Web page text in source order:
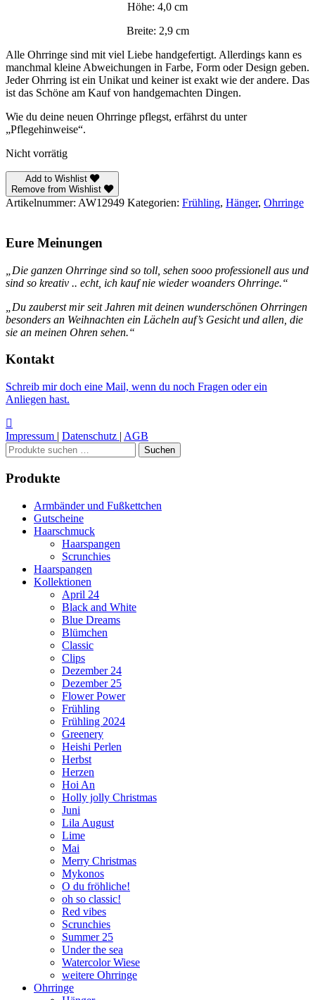
Höhe: 4,0 cm
Breite: 2,9 cm
Alle Ohrringe sind mit viel Liebe handgefertigt. Allerdings kann es
manchmal kleine Abweichungen in Farbe, Form oder Design geben.
Jeder Ohrring ist ein Unikat und keiner ist exakt wie der andere. Das
ist das Schöne am Kauf von handgemachten Dingen.
Wie du deine neuen Ohrringe pflegst, erfährst du unter
„Pflegehinweise“.
Nicht vorrätig
Add to Wishlist
Remove from Wishlist
Artikelnummer: AW12949 Kategorien: Frühling, Hänger, Ohrringe
Eure Meinungen
„Die ganzen Ohrringe sind so toll, sehen sooo professionell aus und
sind so kreativ .. echt, ich kauf nie wieder woanders Ohrringe.“
„Du zauberst mir seit Jahren mit deinen wunderschönen Ohrringen
besonders an Weihnachten ein Lächeln auf’s Gesicht und allen, die
sie an meinen Ohren sehen.“
Kontakt
Schreib mir doch eine Mail, wenn du noch Fragen oder ein
Anliegen hast.
Impressum | Datenschutz | AGB
Suchen
nach:
Suchen
Produkte
Armbänder und Fußkettchen
Gutscheine
Haarschmuck
Haarspangen
Scrunchies
Haarspangen
Kollektionen
April 24
Black and White
Blue Dreams
Blümchen
Classic
Clips
Dezember 24
Dezember 25
Flower Power
Frühling
Frühling 2024
Greenery
Heishi Perlen
Herbst
Herzen
Hoi An
Holly jolly Christmas
Juni
Lila August
Lime
Mai
Merry Christmas
Mykonos
O du fröhliche!
oh so classic!
Red vibes
Scrunchies
Summer 25
Under the sea
Watercolor Wiese
weitere Ohrringe
Ohrringe